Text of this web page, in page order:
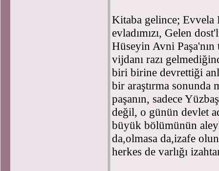
Kitaba gelince;
evladımızı, Gelen
Hüseyin Avni Paşa'nın
vijdanı razı
biri birine devrettiği
bir araştırma sonunda
paşanın, sadece
değil, o günün devlet
büyük bölümünün
da,olmasa da,izafe
herkes de varlığı